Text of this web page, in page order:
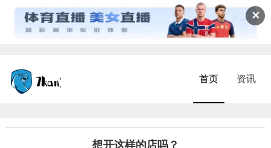
✕
首页 资讯
想开这样的店吗？